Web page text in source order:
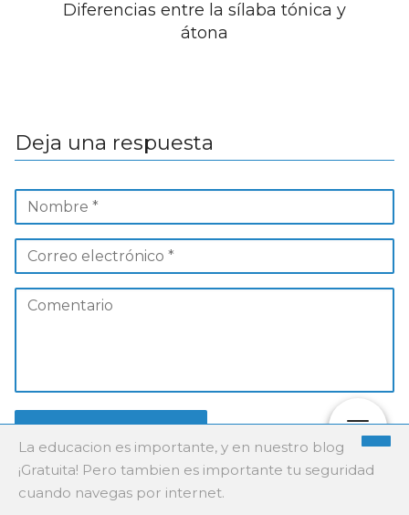
Diferencias entre la sílaba tónica y
átona
Deja una respuesta
La educacion es importante, y en nuestro blog
¡Gratuita! Pero tambien es importante tu seguridad
cuando navegas por internet.